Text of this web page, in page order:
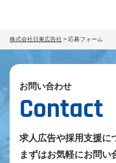
株式会社日東広告社 > 応募フォーム
お問い合わせ
求人広告や採用支援に
まずはお気軽にお問い